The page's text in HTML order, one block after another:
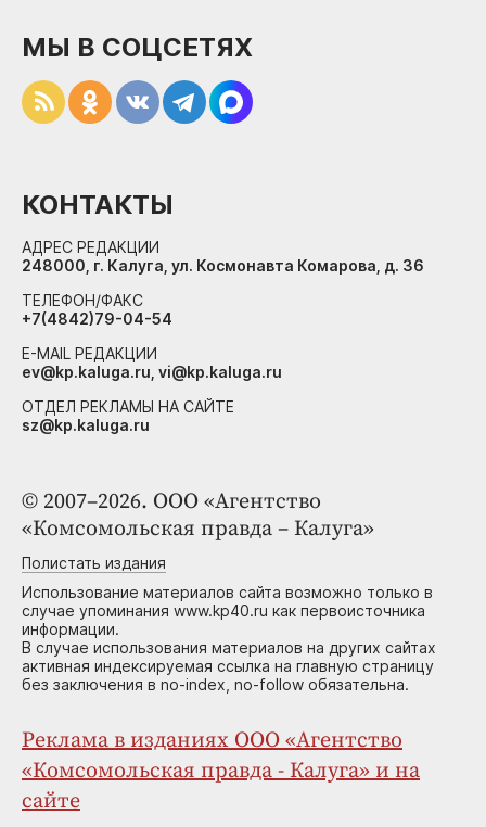
© 2007–2026. ООО «Агентство
«Комсомольская правда – Калуга»
Полистать издания
Использование материалов сайта возможно только в
случае упоминания www.kp40.ru как первоисточника
информации.
В случае использования материалов на других сайтах
активная индексируемая ссылка на главную страницу
без заключения в no-index, no-follow обязательна.
Реклама в изданиях ООО «Агентство
«Комсомольская правда - Калуга» и на
сайте
МЫ В СОЦСЕТЯХ
КОНТАКТЫ
АДРЕС РЕДАКЦИИ
248000, г. Калуга, ул. Космонавта Комарова, д. 36
ТЕЛЕФОН/ФАКС
+7(4842)79-04-54
E-MAIL РЕДАКЦИИ
ev@kp.kaluga.ru, vi@kp.kaluga.ru
ОТДЕЛ РЕКЛАМЫ НА САЙТЕ
sz@kp.kaluga.ru